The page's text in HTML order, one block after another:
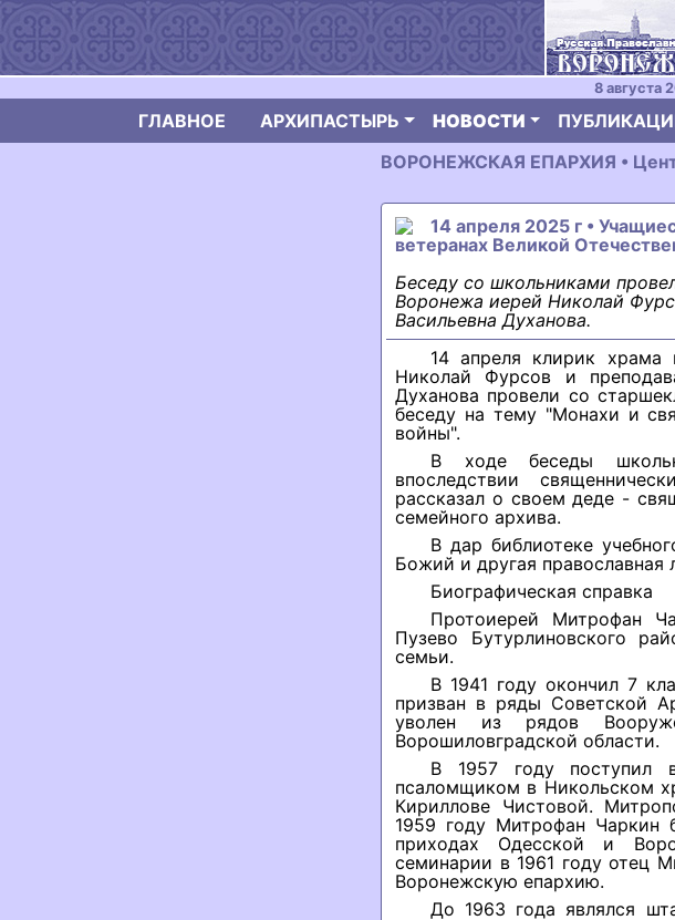
8 августа
ГЛАВНОЕ АРХИПАСТЫРЬ НОВОСТИ
ВОРОНЕЖСКАЯ ЕПАРХИЯ •
14 апреля 2025 г •
ветеранах Великой
Беседу со школьниками
Воронежа иерей Николай
Васильевна Духанова.
14 апреля клирик
Николай Фурсов и
Духанова провели со
беседу на тему "Монахи и
войны".
В ходе беседы
впоследствии
рассказал о своем деде -
семейного архива.
В дар библиотеке
Божий и другая православная
Биографическая справка
Протоиерей Митрофан
Пузево Бутурлиновского
семьи.
В 1941 году окончил 7
призван в ряды Совет­ской
уволен из рядов
Ворошиловградской области.
В 1957 году поступил
псаломщиком в Никольском
Кириллове Чистовой.
1959 году Митрофан Чаркин
приходах Одесской и
семинарии в 1961 году отец
Воронежскую епархию.
До 1963 года являлся